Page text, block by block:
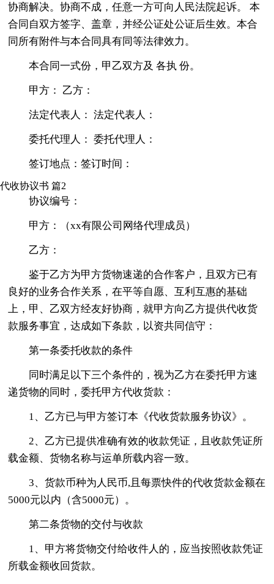
协商解决。协商不成，任意一方可向人民法院起诉。 本
合同自双方签字、盖章，并经公证处公证后生效。本合
同所有附件与本合同具有同等法律效力。
本合同一式份，甲乙双方及 各执 份。
甲方： 乙方：
法定代表人： 法定代表人：
委托代理人： 委托代理人：
签订地点：签订时间：
代收协议书 篇2
协议编号：
甲方：（xx有限公司网络代理成员）
乙方：
鉴于乙方为甲方货物速递的合作客户，且双方已有
良好的业务合作关系，在平等自愿、互利互惠的基础
上，甲、乙双方经友好协商，就甲方向乙方提供代收货
款服务事宜，达成如下条款，以资共同信守：
第一条委托收款的条件
同时满足以下三个条件的，视为乙方在委托甲方速
递货物的同时，委托甲方代收货款：
1、乙方已与甲方签订本《代收货款服务协议》。
2、乙方已提供准确有效的收款凭证，且收款凭证所
载金额、货物名称与运单所载内容一致。
3、货款币种为人民币,且每票快件的代收货款金额在
5000元以内（含5000元）。
第二条货物的交付与收款
1、甲方将货物交付给收件人的，应当按照收款凭证
所载金额收回货款。